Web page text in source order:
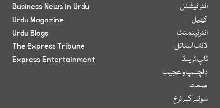
انٹر نیشنل
کھیل
انٹرٹینمنٹ
لائف اسٹائل
ٹاپ ٹرینڈ
دلچسپ و عجیب
صحت
سونے کے نرخ
Business News in Urdu
Urdu Magazine
Urdu Blogs
The Express Tribune
Express Entertainment